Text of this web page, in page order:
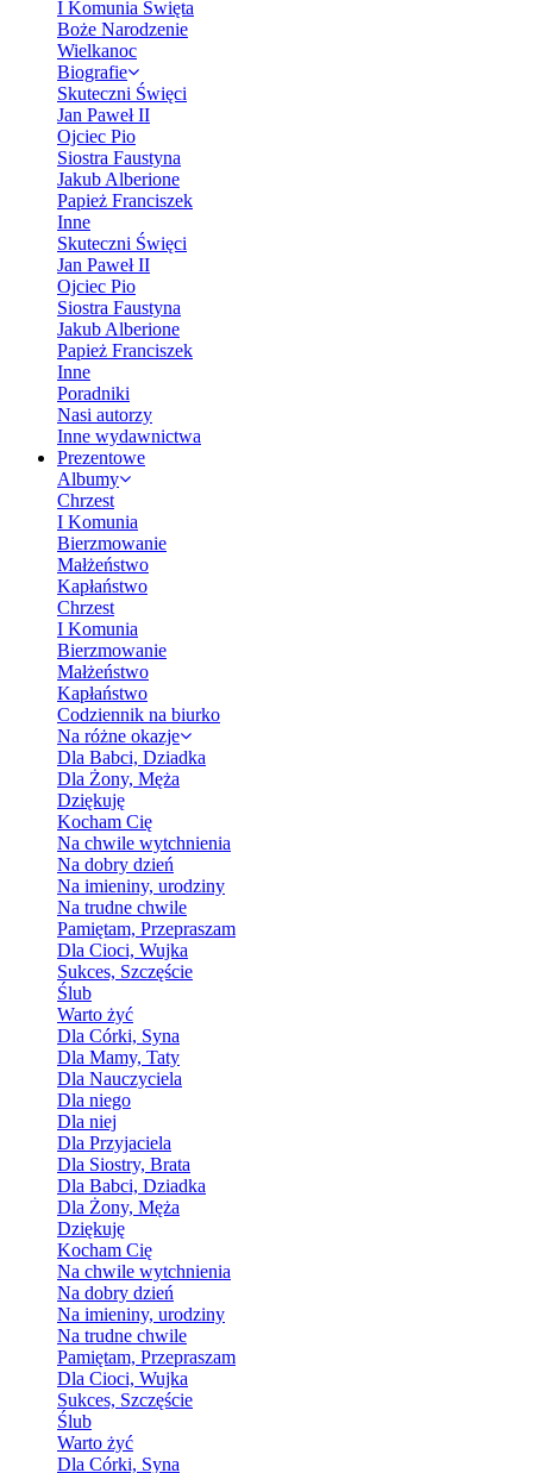
I Komunia Święta
Boże Narodzenie
Wielkanoc
Biografie
Skuteczni Święci
Jan Paweł II
Ojciec Pio
Siostra Faustyna
Jakub Alberione
Papież Franciszek
Inne
Skuteczni Święci
Jan Paweł II
Ojciec Pio
Siostra Faustyna
Jakub Alberione
Papież Franciszek
Inne
Poradniki
Nasi autorzy
Inne wydawnictwa
Prezentowe
Albumy
Chrzest
I Komunia
Bierzmowanie
Małżeństwo
Kapłaństwo
Chrzest
I Komunia
Bierzmowanie
Małżeństwo
Kapłaństwo
Codziennik na biurko
Na różne okazje
Dla Babci, Dziadka
Dla Żony, Męża
Dziękuję
Kocham Cię
Na chwile wytchnienia
Na dobry dzień
Na imieniny, urodziny
Na trudne chwile
Pamiętam, Przepraszam
Dla Cioci, Wujka
Sukces, Szczęście
Ślub
Warto żyć
Dla Córki, Syna
Dla Mamy, Taty
Dla Nauczyciela
Dla niego
Dla niej
Dla Przyjaciela
Dla Siostry, Brata
Dla Babci, Dziadka
Dla Żony, Męża
Dziękuję
Kocham Cię
Na chwile wytchnienia
Na dobry dzień
Na imieniny, urodziny
Na trudne chwile
Pamiętam, Przepraszam
Dla Cioci, Wujka
Sukces, Szczęście
Ślub
Warto żyć
Dla Córki, Syna